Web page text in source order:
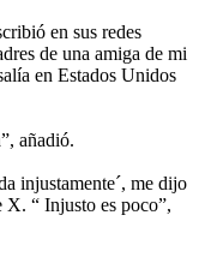
en sus redes
de una amiga de mi
en Estados Unidos
añadió.
injustamente´, me dijo
X. “ Injusto es poco”,